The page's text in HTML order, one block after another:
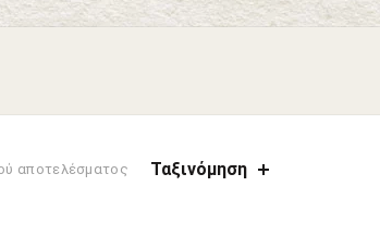
αποτελέσματος Ταξινόμηση